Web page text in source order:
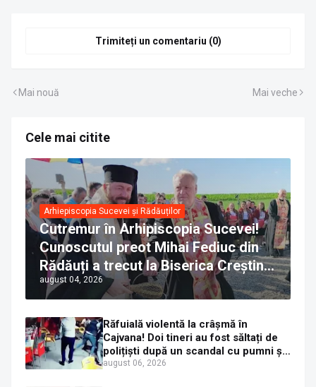
Trimiteți un comentariu (0)
Mai nouă Mai veche
Cele mai citite
Arhiepiscopia Sucevei și Rădăuților
Cutremur în Arhipiscopia Sucevei!
Cunoscutul preot Mihai Fediuc din
Rădăuți a trecut la Biserica Creștină
Ortodoxă Valahă. ÎPS Calinic anunță
că îi pregătește judecata canonică
august 04, 2026
Răfuială violentă la crâșmă în
Cajvana! Doi tineri au fost săltați de
polițiști după un scandal cu pumni și
mașini distruse
august 06, 2026